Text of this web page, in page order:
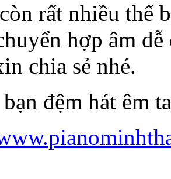
rất nhiều thế
hợp âm
chia sẻ nhé.
đệm hát êm